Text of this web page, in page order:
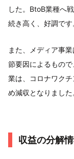
した。BtoB業種へ
続き高く、好調です
また、メディア事
節要因によるもの
業は、コロナワク
め減収となりました
収益の分解